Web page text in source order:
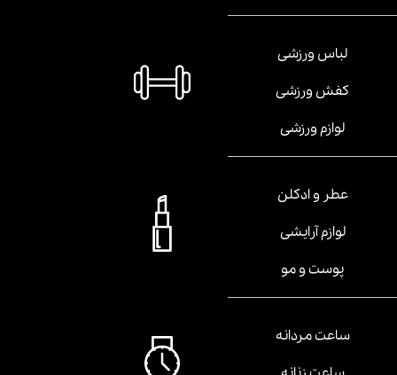
لباس ورزشی
کفش ورزشی
لوازم ورزشی
عطر و ادکلن
لوازم آرایشی
پوست و مو
ساعت مردانه